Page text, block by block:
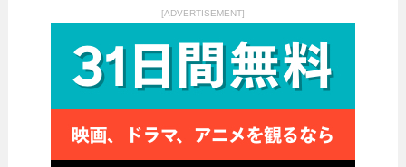
[ADVERTISEMENT]